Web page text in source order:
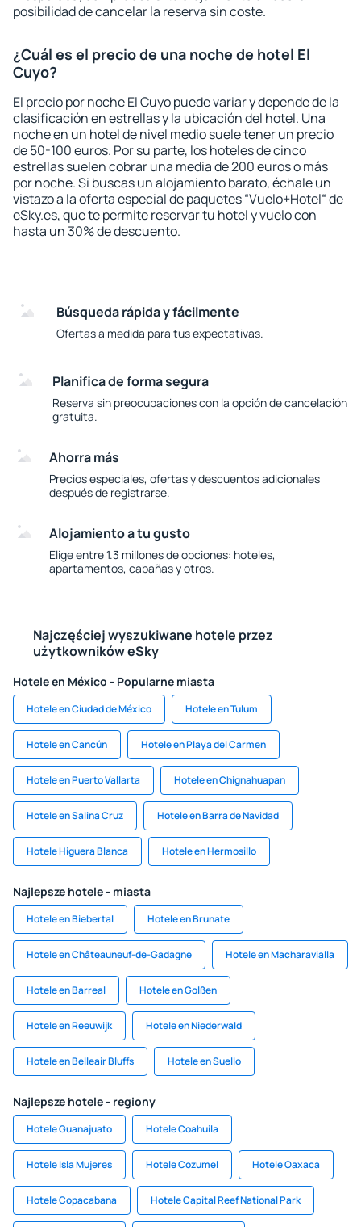
posibilidad de cancelar la reserva sin coste.
¿Cuál es el precio de una noche de hotel El
Cuyo?
El precio por noche El Cuyo puede variar y depende de la
clasificación en estrellas y la ubicación del hotel. Una
noche en un hotel de nivel medio suele tener un precio
de 50-100 euros. Por su parte, los hoteles de cinco
estrellas suelen cobrar una media de 200 euros o más
por noche. Si buscas un alojamiento barato, échale un
vistazo a la oferta especial de paquetes “Vuelo+Hotel“ de
eSky.es, que te permite reservar tu hotel y vuelo con
hasta un 30% de descuento.
Búsqueda rápida y fácilmente
Ofertas a medida para tus expectativas.
Planifica de forma segura
Reserva sin preocupaciones con la opción de cancelación
gratuita.
Ahorra más
Precios especiales, ofertas y descuentos adicionales
después de registrarse.
Alojamiento a tu gusto
Elige entre 1.3 millones de opciones: hoteles,
apartamentos, cabañas y otros.
Najczęściej wyszukiwane hotele przez
użytkowników eSky
Hotele en México - Popularne miasta
Hotele en Ciudad de México Hotele en Tulum
Hotele en Cancún Hotele en Playa del Carmen
Hotele en Puerto Vallarta Hotele en Chignahuapan
Hotele en Salina Cruz Hotele en Barra de Navidad
Hotele Higuera Blanca Hotele en Hermosillo
Najlepsze hotele - miasta
Hotele en Biebertal Hotele en Brunate
Hotele en Châteauneuf-de-Gadagne Hotele en Macharavialla
Hotele en Barreal Hotele en Golßen
Hotele en Reeuwijk Hotele en Niederwald
Hotele en Belleair Bluffs Hotele en Suello
Najlepsze hotele - regiony
Hotele Guanajuato Hotele Coahuila
Hotele Isla Mujeres Hotele Cozumel Hotele Oaxaca
Hotele Copacabana Hotele Capital Reef National Park